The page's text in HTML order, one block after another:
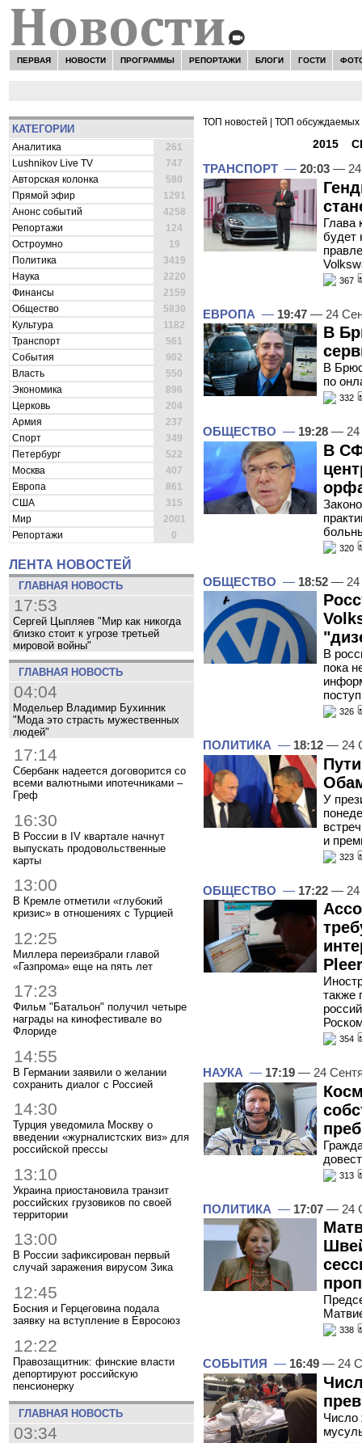
ПЕРВАЯ НОВОСТИ ПРОГРАММЫ РЕПОРТАЖИ БЛОГИ ГОСТИ
КАТЕГОРИИ
Аналитика
261
Lushnikov Live TV
747
Авторская колонка
580
Прямой эфир
1291
Анонс событий
4258
Репортажи
124
Остроумно
19
Политика
3419
Наука
2220
Финансы
2159
Общество
5830
Культура
1182
Транспорт
561
События
902
Власть
550
Экономика
896
Церковь
204
Армия
237
Спорт
349
Петербург
522
Москва
407
Европа
861
США
315
Мир
2001
Репортажи
0
ЛЕНТА НОВОСТЕЙ
ГЛАВНАЯ НОВОСТЬ
17:53
Сергей Цыпляев "Мир как никогда
близко стоит к угрозе третьей
мировой войны"
ГЛАВНАЯ НОВОСТЬ
04:04
Модельер Владимир Бухинник
"Мода это страсть мужественных
людей"
17:14
Сбербанк надеется договорится со
всеми валютными ипотечниками –
Греф
16:30
В России в IV квартале начнут
выпускать продовольственные
карты
13:00
В Кремле отметили «глубокий
кризис» в отношениях с Турцией
12:25
Миллера переизбрали главой
«Газпрома» еще на пять лет
17:23
Фильм "Батальон" получил четыре
награды на кинофестивале во
Флориде
14:55
В Германии заявили о желании
сохранить диалог с Россией
14:30
Турция уведомила Москву о
введении «журналистских виз» для
российской прессы
13:10
Украина приостановила транзит
российских грузовиков по своей
территории
13:00
В России зафиксирован первый
случай заражения вирусом Зика
12:45
Босния и Герцеговина подала
заявку на вступление в Евросоюз
12:22
Правозащитник: финские власти
депортируют российскую
пенсионерку
ГЛАВНАЯ НОВОСТЬ
03:34
ТОП новостей ТОП обсуждаемых
2015
ТРАНСПОРТ — 20:03 — 24
Глава
будет
367
ЕВРОПА — 19:47 — 24
В
В
по
332
ОБЩЕСТВО — 19:28 — 24
В СФ
320
ОБЩЕСТВО — 18:52 — 24
В
пока
326
ПОЛИТИКА — 18:12 — 24
У
и
323
ОБЩЕСТВО — 17:22 — 24
Pleer
также
354
НАУКА — 17:19 — 24
313
ПОЛИТИКА — 17:07 — 24
338
СОБЫТИЯ — 16:49 — 24
Число